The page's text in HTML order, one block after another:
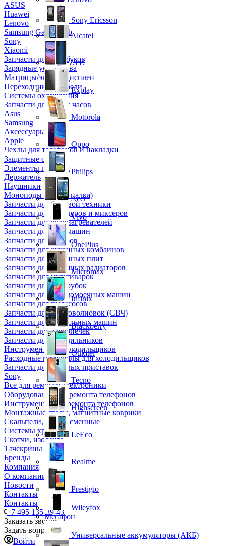
ASUS
Huawei
Lenovo
Samsung Galaxy Tab
Sony
Xiaomi
Запчасти для ноутбуков
Зарядные устройства
Матрицы/экраны/дисплеи
Переходники и кабели
Системы охлаждения
Запчасти для смарт часов
Asus
Samsung
Аксессуары
Apple
Чехлы для телефонов и накладки
Защитные стекла
Элементы питания
Держатель
Наушники
Моноподы (Селфи палка)
Запчасти для бытовой техники
Запчасти для блендеров и миксеров
Запчасти для водонагревателей
Запчасти для кофемашин
Запчасти для кулеров
Запчасти для кухонных комбаинов
Запчасти для кухонных плит
Запчасти для масляных радиаторов
Запчасти для мультиварок
Запчасти для мясорубок
Запчасти для посудомоечных машин
Запчасти для пылесосов
Запчасти для микроволновок (СВЧ)
Запчасти для стиральных машин
Запчасти для хлебопечек
Запчасти для холодильников
Инструмент для холодильщиков
Расходные материалы для холодильщиков
Запчасти для игровых приставок
Sony
Все для ремонта электроники
Оборудование для ремонта телефонов
Инструменты для ремонта телефонов
Монтажные столы, магнитные коврики
Скальпели, лезвия сменные
Системы хранения
Скотчи, изолента
Тачскрины
Бренды
Компания
О компании
Новости
Контакты
Контакты
+7 495 135-39-43
Заказать звонок
Задать вопрос
Войти
Sony Ericsson
Alcatel
ZTE
Explay
Motorola
Oppo
Philips
Acer
Vivo
OnePlus
Micromax
Infinix
Blackberry
Oukitel
Tecno
Highscreen
LeEco
Realme
Prestigio
Wileyfox
Мегафон
Универсальные аккумуляторы (АКБ)